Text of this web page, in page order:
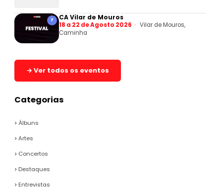
F CA Vilar de Mouros
18 a 22 de Agosto 2026
Vilar de Mouros,
Caminha
→ Ver todos os eventos
Categorias
Álbuns
Artes
Concertos
Destaques
Entrevistas